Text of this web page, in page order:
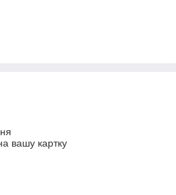
вашу картку